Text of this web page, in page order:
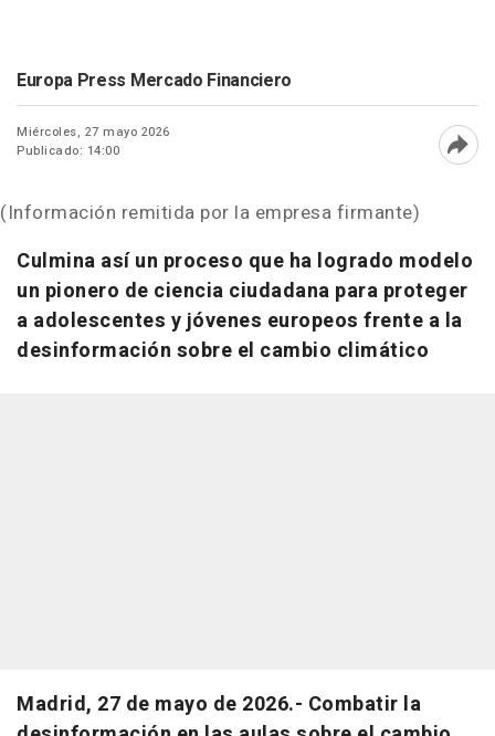
Europa Press Mercado Financiero
Miércoles, 27 mayo 2026
Publicado: 14:00
(Información remitida por la empresa firmante)
Culmina así un proceso que ha logrado modelo
un pionero de ciencia ciudadana para proteger
a adolescentes y jóvenes europeos frente a la
desinformación sobre el cambio climático
Madrid, 27 de mayo de 2026.- Combatir la